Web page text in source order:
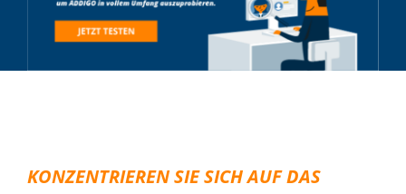
KONZENTRIEREN SIE SICH AUF DAS